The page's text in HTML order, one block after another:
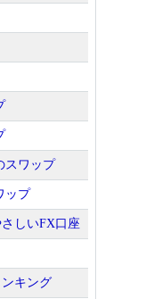
スワップ
ップ
しいFX口座
キング